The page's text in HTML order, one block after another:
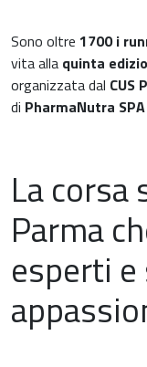
News &
Medicina
Chirurgia e
Ematologia
Sono oltre 1700 i
vita alla quinta
organizzata dal CUS
di PharmaNutra SPA
La corsa
Parma
esperti